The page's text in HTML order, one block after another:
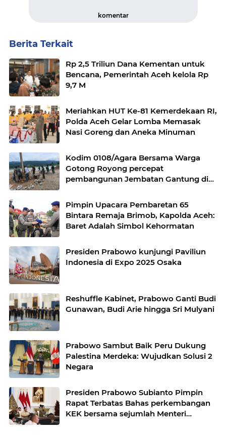
komentar
Berita Terkait
Rp 2,5 Triliun Dana Kementan untuk
Bencana, Pemerintah Aceh kelola Rp
9,7 M
Meriahkan HUT Ke-81 Kemerdekaan RI,
Polda Aceh Gelar Lomba Memasak
Nasi Goreng dan Aneka Minuman
Kodim 0108/Agara Bersama Warga
Gotong Royong percepat
pembangunan Jembatan Gantung di
Pimpin Upacara Pembaretan 65
Bintara Remaja Brimob, Kapolda Aceh:
Baret Adalah Simbol Kehormatan
Presiden Prabowo kunjungi Paviliun
Indonesia di Expo 2025 Osaka
Reshuffle Kabinet, Prabowo Ganti Budi
Gunawan, Budi Arie hingga Sri Mulyani
Prabowo Sambut Baik Peru Dukung
Palestina Merdeka: Wujudkan Solusi 2
Negara
Presiden Prabowo Subianto Pimpin
Rapat Terbatas Bahas perkembangan
KEK bersama sejumlah Menteri